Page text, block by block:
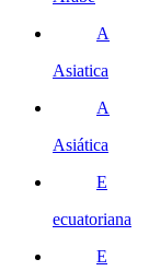
A
Asiatica
A
Asiática
E
ecuatoriana
E